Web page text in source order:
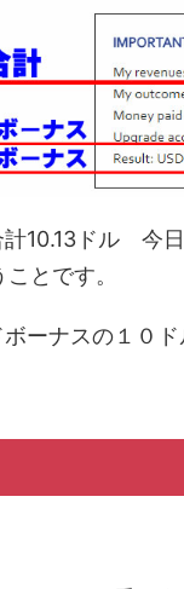
計10.13ドル 今
ことです。
ーナスの１０ド